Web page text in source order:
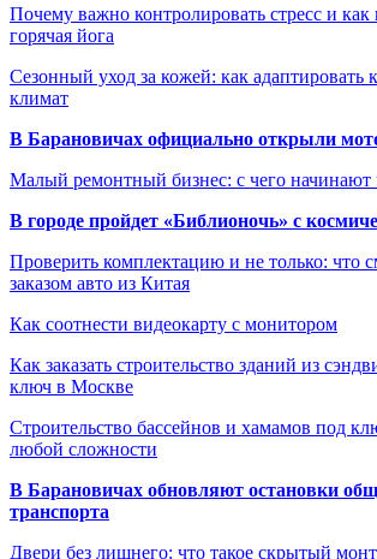
Почему важно контролировать стресс и как
горячая йога
Сезонный уход за кожей: как адаптировать
климат
В Барановичах официально открыли
Малый ремонтный бизнес: с чего начинают
В городе пройдет «Библионочь» с
Проверить комплектацию и не только: что
заказом авто из Китая
Как соотнести видеокарту с монитором
Как заказать строительство зданий из
ключ в Москве
Строительство бассейнов и хамамов под
любой сложности
В Барановичах обновляют остановки
транспорта
Двери без лишнего: что такое скрытый